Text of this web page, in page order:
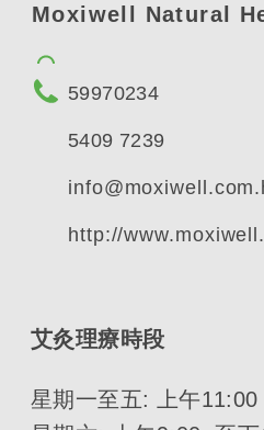
Moxiwell Natural
59970234
5409 7239
http://
艾灸理療時段
星期一至五: 上午